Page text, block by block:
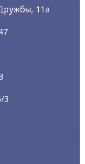
11а
3